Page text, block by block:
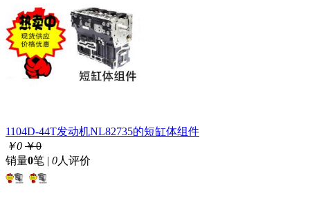
1104D-44T发动机NL82735的短缸体组件
￥0 ￥0
销量0笔 | 0人评价